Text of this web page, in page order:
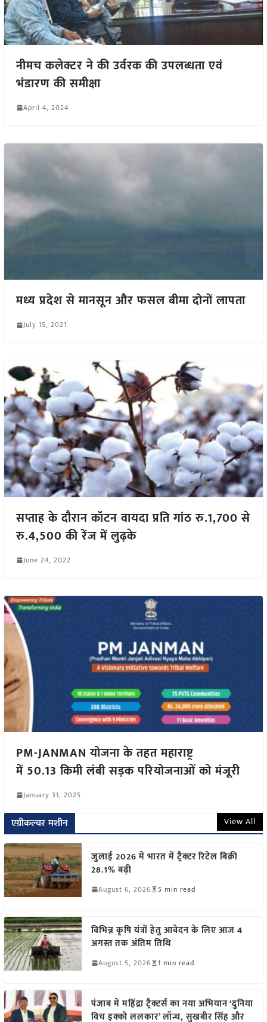
नीमच कलेक्टर ने की उर्वरक की उपलब्धता एवं
भंडारण की समीक्षा
April 4, 2024
मध्य प्रदेश से मानसून और फसल बीमा दोनों लापता
July 15, 2021
सप्ताह के दौरान कॉटन वायदा प्रति गांठ रु.1,700 से
रु.4,500 की रेंज में लुढ़के
June 24, 2022
PM-JANMAN योजना के तहत महाराष्ट्र
में 50.13 किमी लंबी सड़क परियोजनाओं को मंजूरी
January 31, 2025
एग्रीकल्चर मशीन View All
जुलाई 2026 में भारत में ट्रैक्टर रिटेल बिक्री
28.1% बढ़ी
August 6, 2026 5 min read
विभिन्न कृषि यंत्रों हेतु आवेदन के लिए आज 4
अगस्त तक अंतिम तिथि
August 5, 2026 1 min read
पंजाब में महिंद्रा ट्रैक्टर्स का नया अभियान ‘दुनिया
विच इक्को ललकार’ लॉन्च, सुखबीर सिंह और